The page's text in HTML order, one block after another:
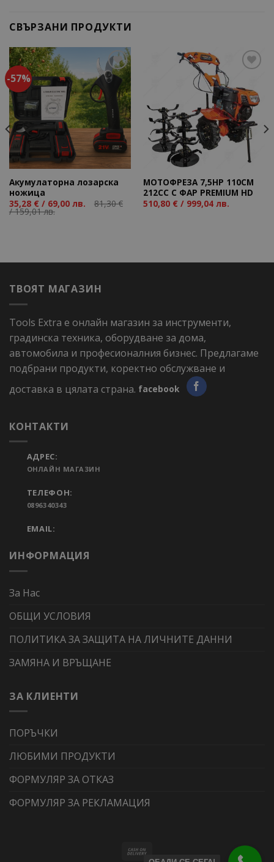
СВЪРЗАНИ ПРОДУКТИ
-57%
Add to
wishlist
Акумулаторна лозарска
ножица
35,28 € / 69,00 лв. 81,30€
/ 159,01 лв.
Add to
wishlist
МОТОФРЕЗА 7,5HP 110CM
212CC С ФАР PREMIUM HD
510,80 € / 999,04 лв.
ТВОЯТ МАГАЗИН
Tools Extra е онлайн магазин за инструменти,
градинска техника, оборудване за дома,
автомобила и професионалния бизнес. Предлагаме
подбрани продукти, коректно обслужване и
доставка в цялата страна. facebook
КОНТАКТИ
АДРЕС:
ОНЛАЙН МАГАЗИН
ТЕЛЕФОН:
0896340343
EMAIL:
ИНФОРМАЦИЯ
За Нас
ОБЩИ УСЛОВИЯ
ПОЛИТИКА ЗА ЗАЩИТА НА ЛИЧНИТЕ ДАННИ
ЗАМЯНА И ВРЪЩАНЕ
ЗА КЛИЕНТИ
ПОРЪЧКИ
ЛЮБИМИ ПРОДУКТИ
ФОРМУЛЯР ЗА ОТКАЗ
ФОРМУЛЯР ЗА РЕКЛАМАЦИЯ